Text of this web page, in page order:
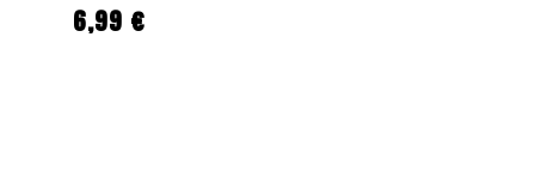
Regulärer Preis:
6,99 €